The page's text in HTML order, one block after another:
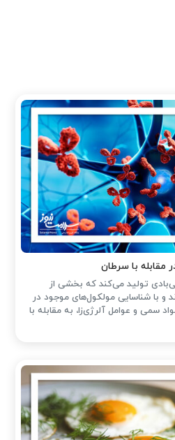
مقابله با سرطان
تولید می‌کند که بخشی از
و با شناسایی مولکول‌های موجود در
سمی و عوامل آلرژی‌زا، به مقابله با